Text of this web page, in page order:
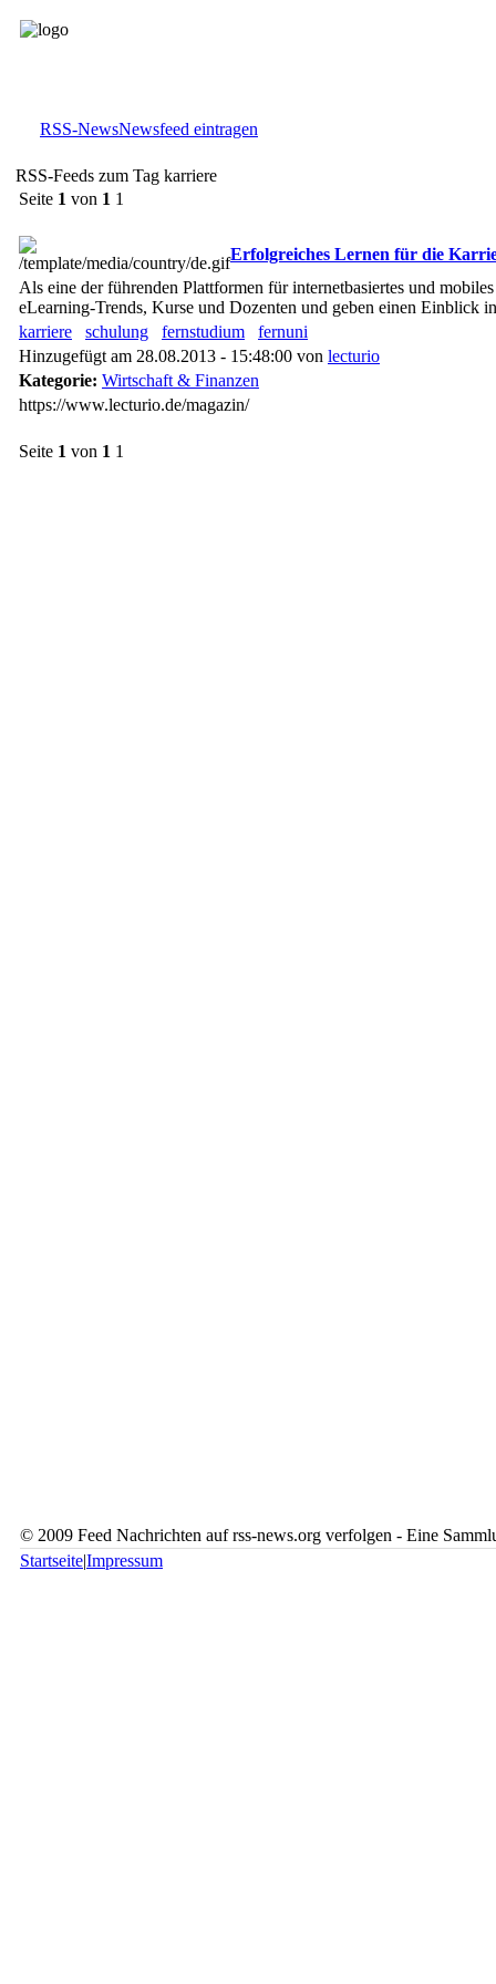
RSS-NewsNewsfeed eintragen
RSS-Feeds zum Tag karriere
Seite 1 von 1 1
Erfolgreiches Lernen für die
Als eine der führenden Plattformen für internetbasiertes und
eLearning-Trends, Kurse und Dozenten und geben einen Einblick
karriere
schulung fernstudium
fernuni
Hinzugefügt am 28.08.2013 - 15:48:00 von lecturio
Kategorie: Wirtschaft & Finanzen
https://www.lecturio.de/magazin/
Seite 1 von 1 1
© 2009 Feed Nachrichten auf rss-news.org verfolgen - Eine
Startseite|Impressum